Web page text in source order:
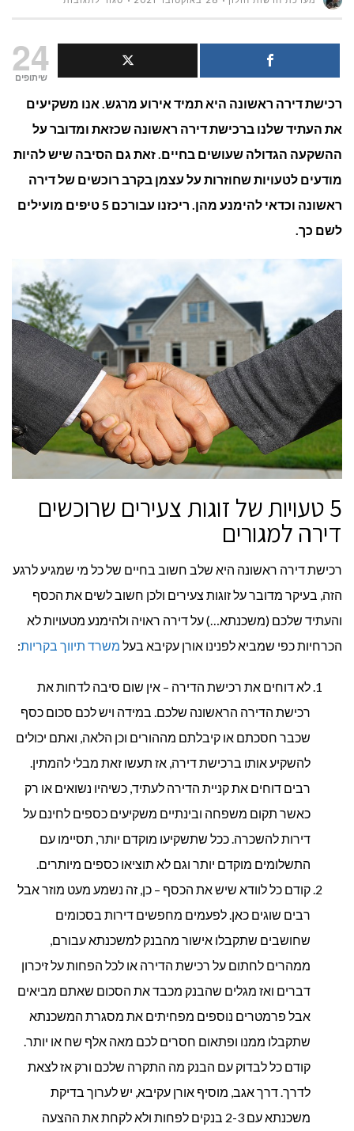
טעויות
של
צעירים
שרוכשים
למגורים
24
שיתופים
רכישת דירה ראשונה היא תמיד אירוע מרגש. אנו משקיעים
את העתיד שלנו ברכישת דירה ראשונה שכזאת ומדובר על
ההשקעה הגדולה שעושים בחיים. זאת גם הסיבה שיש להיות
מודעים לטעויות שחוזרות על עצמן בקרב רוכשים של דירה
ראשונה וכדאי להימנע מהן. ריכזנו עבורכם 5 טיפים מועילים
לשם כך.
5 טעויות של זוגות צעירים שרוכשים
דירה למגורים
רכישת דירה ראשונה היא שלב חשוב בחיים של כל מי שמגיע לרגע
הזה, בעיקר מדובר על זוגות צעירים ולכן חשוב לשים את הכסף
והעתיד שלכם (משכנתא…) על דירה ראויה ולהימנע מטעויות לא
הכרחיות כפי שמביא לפנינו אורן עקיבא בעל משרד תיווך בקריות:
לא דוחים את רכישת הדירה – אין שום סיבה לדחות את
רכישת הדירה הראשונה שלכם. במידה ויש לכם סכום כסף
שכבר חסכתם או קיבלתם מההורים וכן הלאה, ואתם יכולים
להשקיע אותו ברכישת דירה, אז תעשו זאת מבלי להמתין.
רבים דוחים את קניית הדירה לעתיד, כשיהיו נשואים או רק
כאשר תקום משפחה ובינתיים משקיעים כספים לחינם על
דירות להשכרה. ככל שתשקיעו מוקדם יותר, תסיימו עם
התשלומים מוקדם יותר וגם לא תוציאו כספים מיותרים.
קודם כל לוודא שיש את הכסף – כן, זה נשמע מעט מוזר אבל
רבים שוגים כאן. לפעמים מחפשים דירות בסכומים
שחושבים שתקבלו אישור מהבנק למשכנתא עבורם,
ממהרים לחתום על רכישת הדירה או לכל הפחות על זיכרון
דברים ואז מגלים שהבנק מכבד את הסכום שאתם מביאים
אבל פרמטרים נוספים מפחיתים את מסגרת המשכנתא
שתקבלו ממנו ופתאום חסרים לכם מאה אלף שח או יותר.
קודם כל לבדוק עם הבנק מה התקרה שלכם ורק אז לצאת
לדרך. דרך אגב, מוסיף אורן עקיבא, יש לערוך בדיקת
משכנתא עם 2-3 בנקים לפחות ולא לקחת את ההצעה